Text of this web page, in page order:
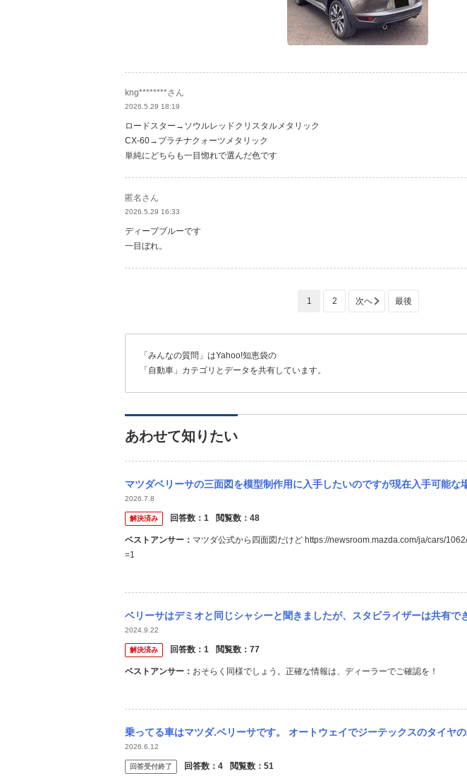
kng********さん
2026.5.29 18:19
ロードスター→ソウルレッドクリスタルメタリック
CX-60→プラチナクォーツメタリック
単純にどちらも一目惚れで選んだ色です
匿名さん
2026.5.29 16:33
ディープブルーです
一目ぼれ。
1 2
「みんなの質問」はYahoo!知恵袋の
「自動車」カテゴリとデータを共有しています。
あわせて知りたい
マツダベリーサの三面図を模型制作用に入手したいのですが現在入手可能な
2026.7.8
解決済み 回答数： 1 閲覧数： 48
ベストアンサー： マツダ公式から四面図だけど https://newsroom.mazda.com/ja/cars/
=1
ベリーサはデミオと同じシャシーと聞きましたが、スタビライザーは共有できますか？ マツダのベリーサに乗っています。意外にもよく走り、気に入っております
2024.9.22
解決済み 回答数： 1 閲覧数： 77
ベストアンサー： おそらく同様でしょう。正確な情報は、ディーラーでご確認を！
乗ってる車はマツダ.ベリーサです。 オートウェイでジーテックスのタイヤのzt6000購入しました。 まだ、交換してないのにアマゾンとかユーチューブ
2026.6.12
回答受付終了 回答数： 4 閲覧数： 51